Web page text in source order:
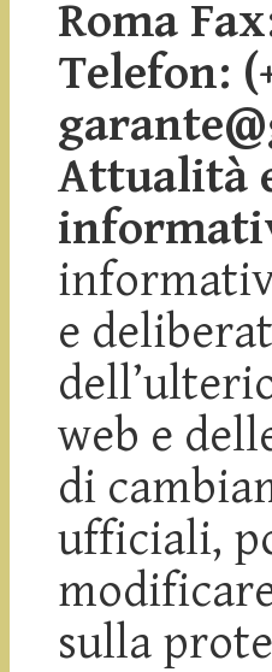
Roma
Telefon:
Attualità
e
web e
di
ufficiali,
sulla